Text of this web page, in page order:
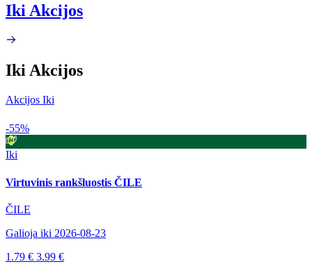
Iki Akcijos
Iki Akcijos
Akcijos Iki
-55%
Iki
Virtuvinis rankšluostis ČILE
ČILE
Galioja iki 2026-08-23
1.79 € 3.99 €